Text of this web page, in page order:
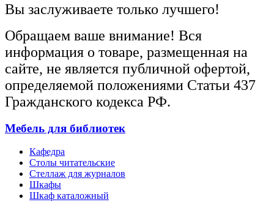
Вы заслуживаете только лучшего!
Обращаем ваше внимание! Вся
информация о товаре, размещенная на
сайте, не является публичной офертой,
определяемой положениями Статьи 437
Гражданского кодекса РФ.
Мебель для библиотек
Кафедра
Столы читательские
Стеллаж для журналов
Шкафы
Шкаф каталожный